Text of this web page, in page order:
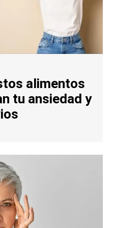
alimentos
tu ansiedad y